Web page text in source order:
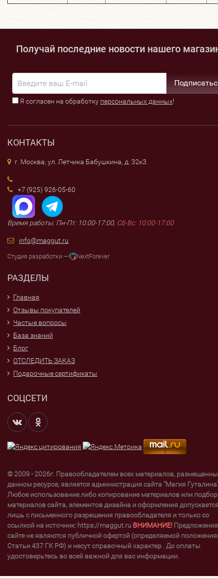
Получай последние новости нашего
Я согласен на обработку персональных данных!
КОНТАКТЫ
г. Москва, ул. Летчика Бабушкина, д. 32к3.
+7 (925) 926-05-60
Время работы: Пн-Пт: 10:00-17:00, Сб-Вс: 10:00-17:00
info@maggut.ru
Студия разработки — NextForever
РАЗДЕЛЫ
Главная
Отзывы покупателей
Частые вопросы
База знаний
Блог
ОТСЛЕДИТЬ ЗАКАЗ
Подарочные сертификаты
СОЦСЕТИ
© 2009 - 2026г. Правообладателем всех материалов,
данном ресурсе, является администрация сайта "Магия
Любое использование либо копирование материалов или
материалов сайта, элементов дизайна и оформления
лишь с письменного разрешения правообладателя и только со
ссылкой на источник: https://maggut.ru ВНИМАНИЕ!
сайте не являются публичной офертой (определяемой
Статьи 437 ГК РФ) и несут справочный характер . До оплаты
удостоверьтесь во всей важной для вас информации.